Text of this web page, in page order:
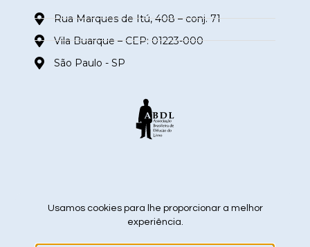
Rua Marques de Itú, 408 – conj. 71
Vila Buarque – CEP: 01223-000
São Paulo - SP
siga nas redes sociais
Usamos cookies para lhe proporcionar a melhor
experiência.